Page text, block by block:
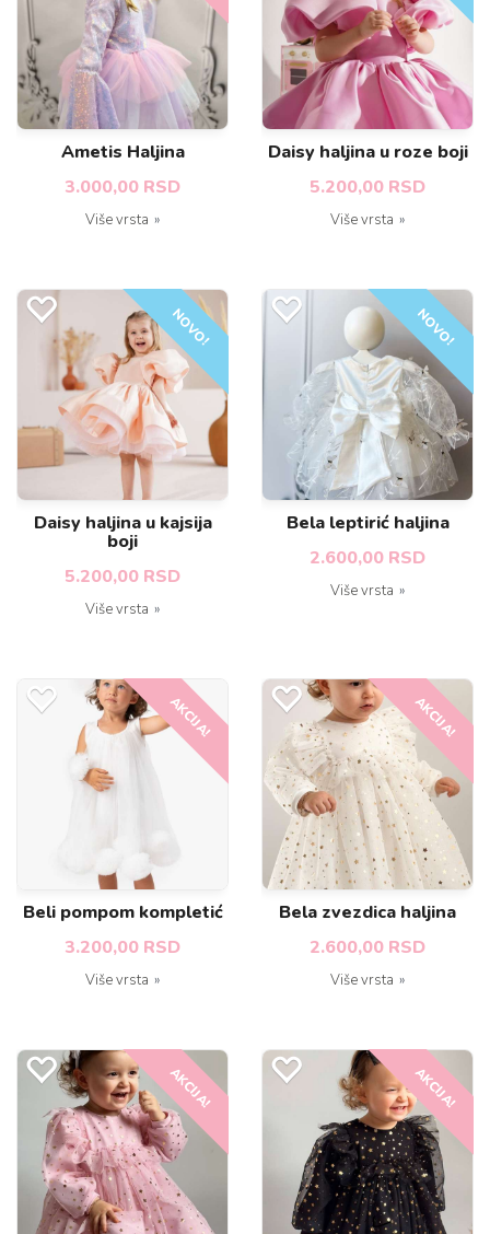
Ametis Haljina
3.000,00 RSD
Više vrsta
Daisy haljina u roze boji
5.200,00 RSD
Više vrsta
NOVO!
Daisy haljina u kajsija
boji
5.200,00 RSD
Više vrsta
NOVO!
Bela leptirić haljina
2.600,00 RSD
Više vrsta
AKCIJA!
Beli pompom kompletić
3.200,00 RSD
Više vrsta
AKCIJA!
Bela zvezdica haljina
2.600,00 RSD
Više vrsta
AKCIJA! AKCIJA!